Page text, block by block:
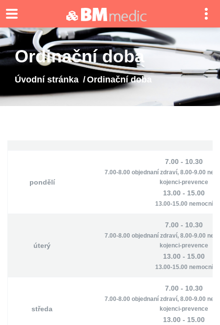
Ordinační doba
Úvodní stránka Ordinační doba
pondělí
7.00 - 10.30
7.00-8.00 objednaní zdraví, 8.00-9.00
kojenci-prevence
13.00 - 15.00
13.00-15.00 nemocní
úterý
7.00 - 10.30
7.00-8.00 objednaní zdraví, 8.00-9.00
kojenci-prevence
13.00 - 15.00
13.00-15.00 nemocní
středa
7.00 - 10.30
7.00-8.00 objednaní zdraví, 8.00-9.00
kojenci-prevence
13.00 - 15.00